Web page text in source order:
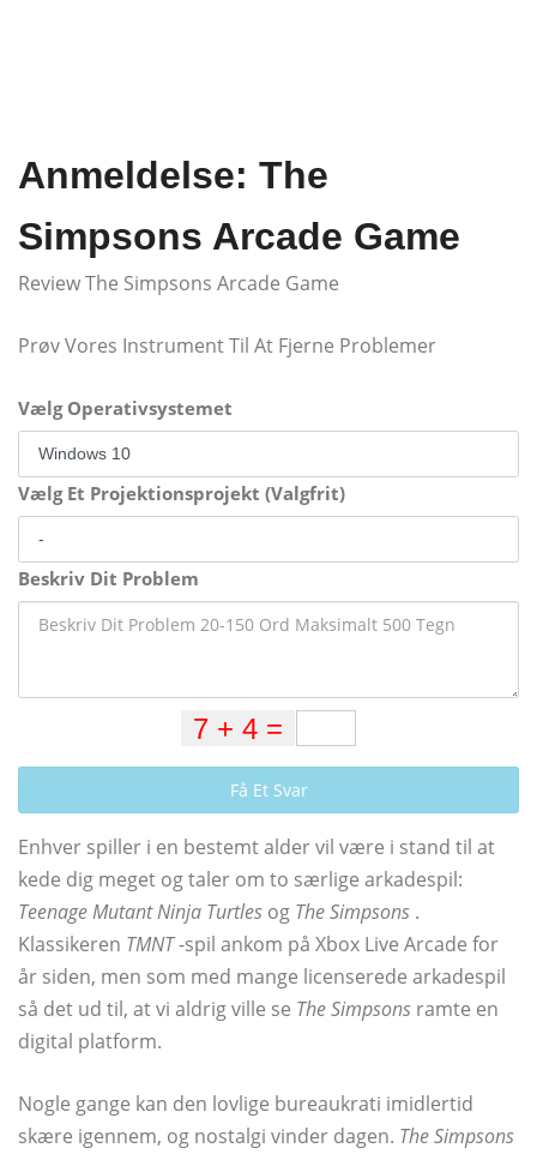
Anmeldelse: The
Simpsons Arcade Game
Review The Simpsons Arcade Game
Prøv Vores Instrument Til At Fjerne Problemer
Vælg Operativsystemet
Vælg Et Projektionsprojekt (Valgfrit)
Beskriv Dit Problem
Få Et Svar
Enhver spiller i en bestemt alder vil være i stand til at
kede dig meget og taler om to særlige arkadespil:
Teenage Mutant Ninja Turtles og The Simpsons .
Klassikeren TMNT-spil ankom på Xbox Live Arcade for
år siden, men som med mange licenserede arkadespil
så det ud til, at vi aldrig ville se The Simpsons ramte en
digital platform.
Nogle gange kan den lovlige bureaukrati imidlertid
skære igennem, og nostalgi vinder dagen. The Simpsons